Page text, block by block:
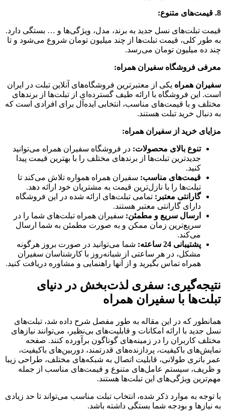
8. قیمت‌های متنوع:
قیمت تبلت‌های نسل جدید به برند، مدل، ویژگی‌ها و … بستگی دارد.
به طور کلی، قیمت تبلت‌ها از چند میلیون تومان شروع می‌شود و تا
چند ده میلیون تومان می‌رسد.
معرفی فروشگاه سفیران همراه:
سفیران همراه یکی از معتبرترین فروشگاه‌های آنلاین تبلت در ایران
است. این فروشگاه با ارائه طیف گسترده‌ای از تبلت‌ها از برندهای
مختلف و با قیمت‌های مناسب، انتخابی ایده‌آل برای افرادی است که
به دنبال خرید تبلت هستند.
مزایای خرید از سفیران همراه:
تنوع بالای محصولات: در فروشگاه سفیران همراه می‌توانید
جدیدترین تبلت‌ها از برندهای مختلف را با بهترین قیمت پیدا
کنید.
قیمت‌های مناسب: سفیران همراه همواره تلاش می‌کند تا
تبلت‌ها را با نازل‌ترین قیمت به مشتریان خود ارائه دهد.
گارانتی معتبر: تمامی تبلت‌های ارائه شده در این فروشگاه
دارای گارانتی معتبر هستند.
ارسال سریع و مطمئن: سفیران همراه تبلت‌های شما را در
سریع‌ترین زمان ممکن و به صورت مطمئن به شما ارسال
می‌کند.
پشتیبانی 24 ساعته:
شما می‌توانید در صورت بروز هرگونه
مشکل، در هر ساعتی از شبانه‌روز با کارشناسان سفیران
همراه تماس بگیرید و از آنها راهنمایی و مشاوره دریافت کنید.
نتیجه‌گیری: سفری لذت‌بخش در دنیای
تبلت‌ها با سفیران همراه
همانطور که در این مقاله به طور مفصل شرح داده شد، تبلت‌های
نسل جدید با ارائه امکانات و قابلیت‌های بی‌نظیر، می‌توانند نیازهای
مختلف کاربران را در زمینه‌های گوناگون برآورده کنند. صفحه
نمایش‌های باکیفیت، پردازنده‌های قدرتمند، دوربین‌های باکیفیت،
عمر باتری طولانی، قابلیت اتصال به شبکه‌های مختلف، طراحی زیبا
و ظریف، سیستم عامل‌های متنوع و قیمت‌های مناسب از جمله
مهم‌ترین ویژگی‌های این تبلت‌ها هستند.
با توجه به موارد ذکر شده، انتخاب تبلت مناسب می‌تواند تا حد زیادی
به نیازها و بودجه شما بستگی داشته باشد.